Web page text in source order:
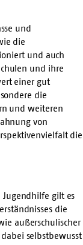
und
die
und auch
und ihre
einer gut
die
und weiteren
von
die
Jugendhilfe gilt es
die
außerschulischer
selbstbewusst